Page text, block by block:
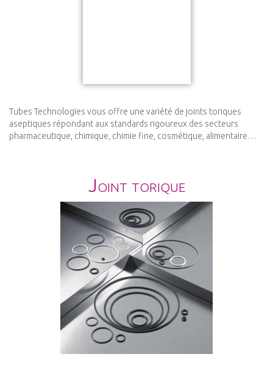
Tubes Technologies vous offre une variété de joints toriques
aseptiques répondant aux standards rigoureux des secteurs
pharmaceutique, chimique, chimie fine, cosmétique, alimentaire…
Joint torique